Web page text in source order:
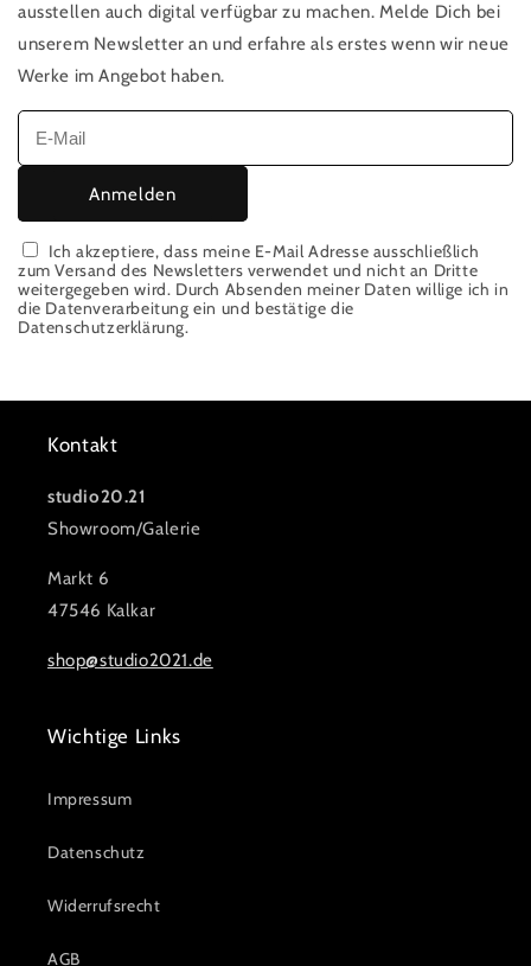
ausstellen auch digital verfügbar zu machen. Melde Dich bei
unserem Newsletter an und erfahre als erstes wenn wir neue
Werke im Angebot haben.
Anmelden
Ich akzeptiere, dass meine E-Mail Adresse ausschließlich
zum Versand des Newsletters verwendet und nicht an Dritte
weitergegeben wird. Durch Absenden meiner Daten willige ich in
die Datenverarbeitung ein und bestätige die
Datenschutzerklärung.
Kontakt
studio20.21
Showroom/Galerie
Markt 6
47546 Kalkar
shop@studio2021.de
Wichtige Links
Impressum
Datenschutz
Widerrufsrecht
AGB